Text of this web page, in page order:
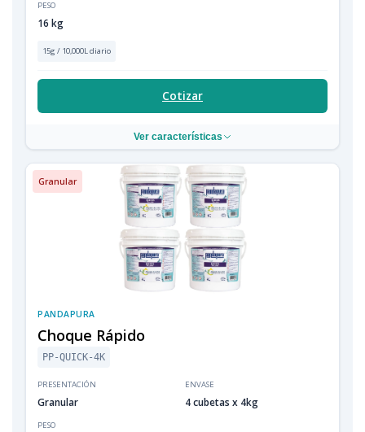
PESO
16 kg
15g / 10,000L diario
Cotizar
Ver características
Granular
PANDAPURA
Choque Rápido
PP-QUICK-4K
PRESENTACIÓN
Granular
ENVASE
4 cubetas x 4kg
PESO